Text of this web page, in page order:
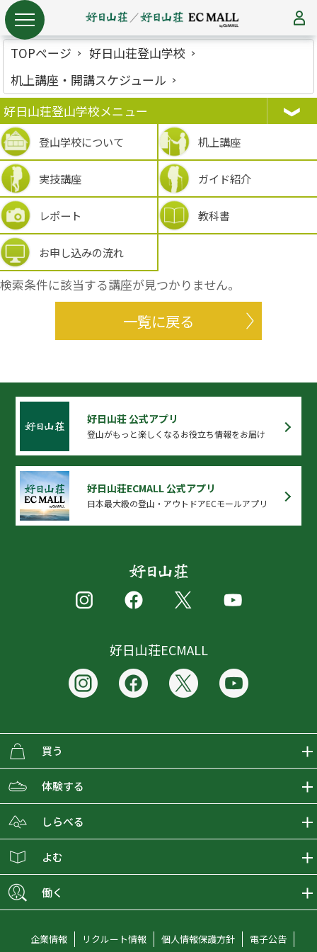
TOPページ
好日山荘登山学校
机上講座・開講スケジュール
好日山荘登山学校メニュー
登山学校について 机上講座
実技講座 ガイド紹介
レポート 教科書
お申し込みの流れ
検索条件に該当する講座が見つかりません。
一覧に戻る
好日山荘 公式アプリ
登山がもっと楽しくなるお役立ち情報をお届け
好日山荘ECMALL 公式アプリ
日本最大級の登山・アウトドアECモールアプリ
好日山荘ECMALL
買う
ECMALLの商品をさがす
取り扱いブランド一覧
ショップブログ
会員募集
体験する
おとな女子登山部
グラビティリサーチ
しらべる
登山レポート
オンラインコンシェルジュ
よむ
働く
企業情報 リクルート情報 個人情報保護方針 電子公告